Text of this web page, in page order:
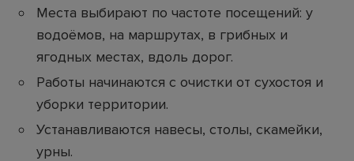
Места выбирают по частоте посещений: у
водоёмов, на маршрутах, в грибных и
ягодных местах, вдоль дорог.
Работы начинаются с очистки от сухостоя и
уборки территории.
Устанавливаются навесы, столы, скамейки,
урны.